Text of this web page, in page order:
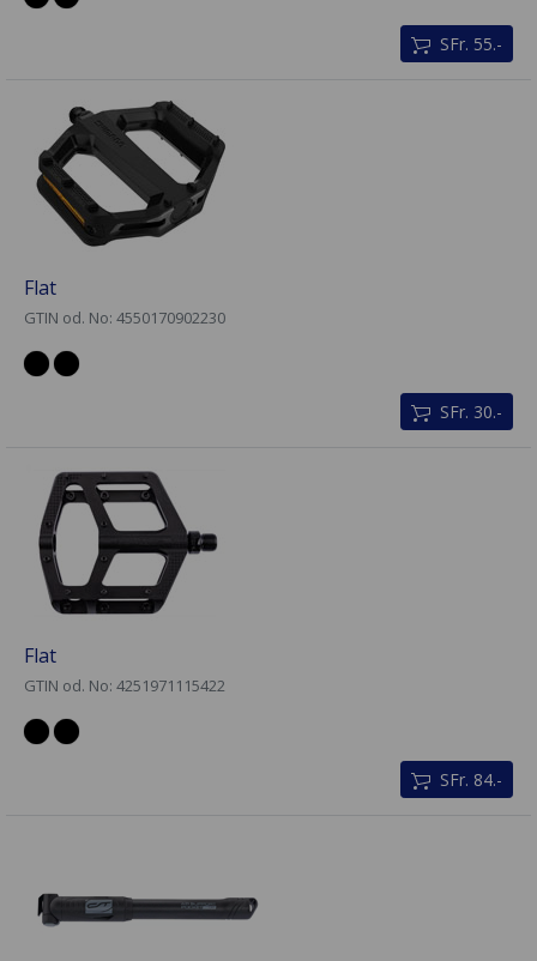
SFr. 55.-
Flat
GTIN od. No: 4550170902230
SFr. 30.-
Flat
GTIN od. No: 4251971115422
SFr. 84.-